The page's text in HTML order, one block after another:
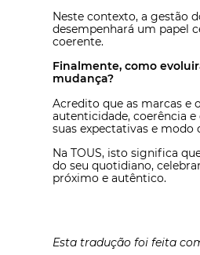
Neste contexto, a gestão
desempenhará um papel
coerente.
Finalmente, como
mudança?
Acredito que as marcas e
autenticidade, coerência
suas expectativas e modo
Na TOUS, isto significa
do seu quotidiano,
próximo e autêntico.
Esta tradução foi feita